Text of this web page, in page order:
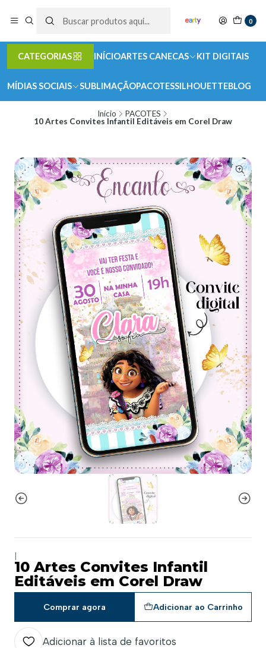
0
CATEGORIAS INÍCIOARTES CANECAS KIT DIGITAIS
MÍDIAS SOCIAIS SUBLIMAÇÃOPACOTESSILHOUETTEBLOG
Início
PACOTES
10 Artes Convites Infantil Editáveis em Corel Draw
10 Artes Convites Infantil
Editáveis em Corel Draw
Adicionar ao Carrinho
Comprar agora
Adicionar à lista de favoritos